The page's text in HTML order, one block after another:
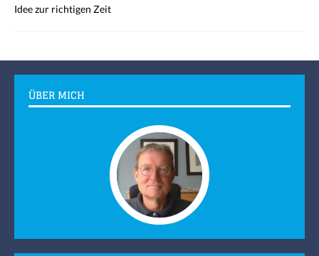
Idee zur richtigen Zeit
ÜBER MICH